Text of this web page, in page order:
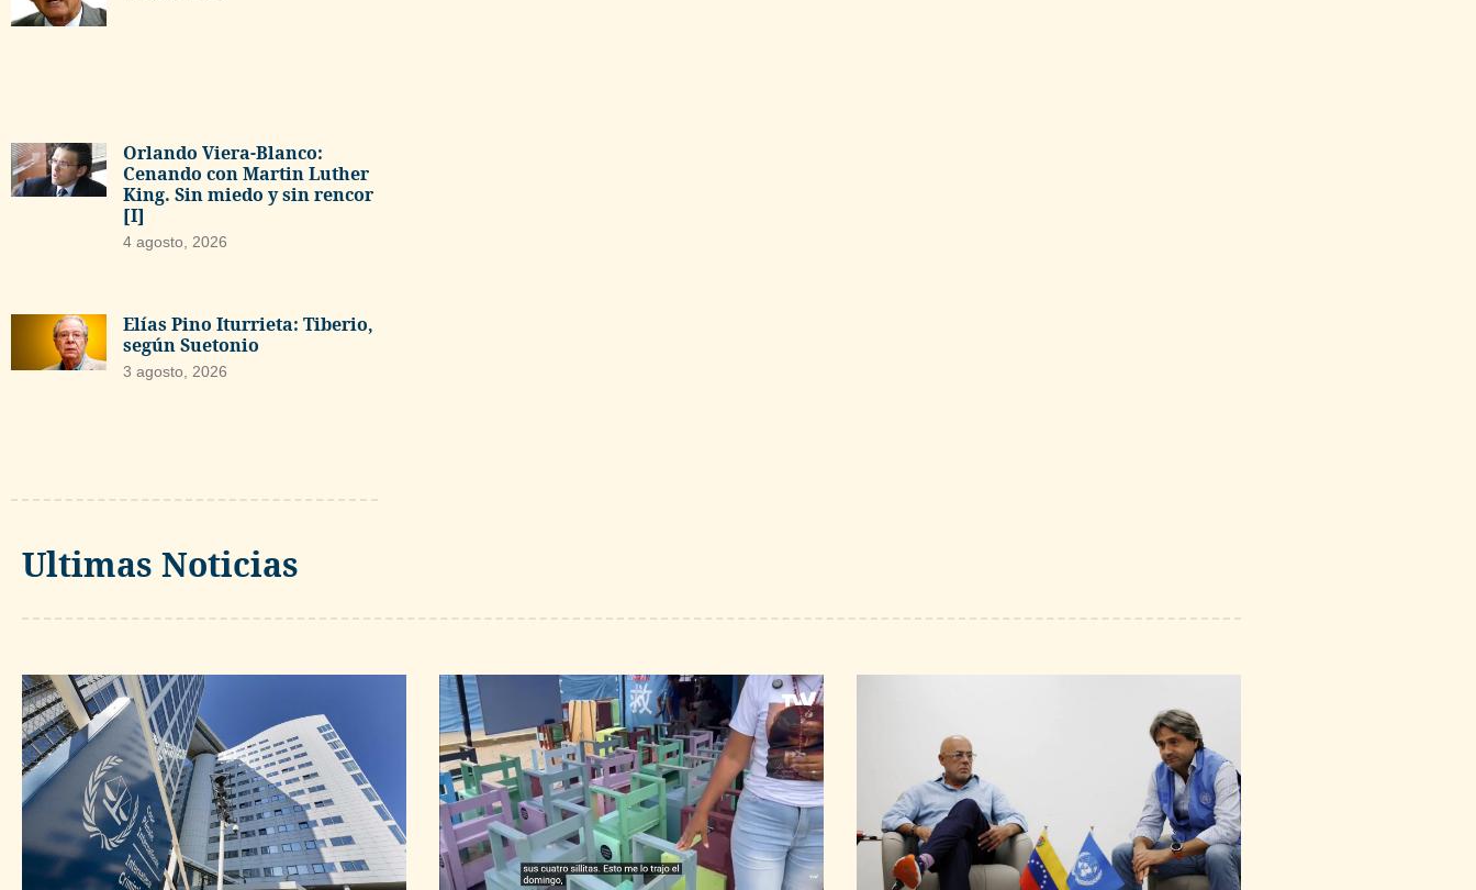
Orlando Viera-Blanco:
Cenando con Martin Luther
King. Sin miedo y sin rencor
[I]
4 agosto, 2026
Elías Pino Iturrieta: Tiberio,
según Suetonio
3 agosto, 2026
Ultimas Noticias